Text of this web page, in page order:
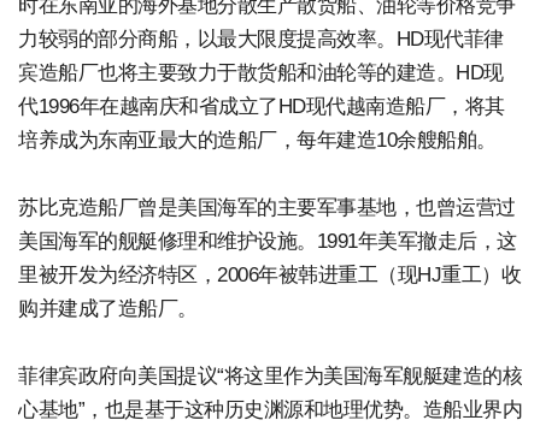
时在东南亚的海外基地分散生产散货船、油轮等价格竞争
力较弱的部分商船，以最大限度提高效率。HD现代菲律
宾造船厂也将主要致力于散货船和油轮等的建造。HD现
代1996年在越南庆和省成立了HD现代越南造船厂，将其
培养成为东南亚最大的造船厂，每年建造10余艘船舶。
苏比克造船厂曾是美国海军的主要军事基地，也曾运营过
美国海军的舰艇修理和维护设施。1991年美军撤走后，这
里被开发为经济特区，2006年被韩进重工（现HJ重工）收
购并建成了造船厂。
菲律宾政府向美国提议“将这里作为美国海军舰艇建造的核
心基地”，也是基于这种历史渊源和地理优势。造船业界内